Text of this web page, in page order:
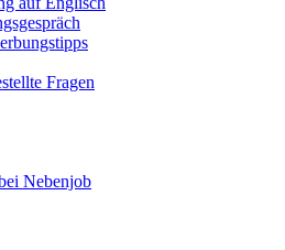
Fragen
Nebenjob